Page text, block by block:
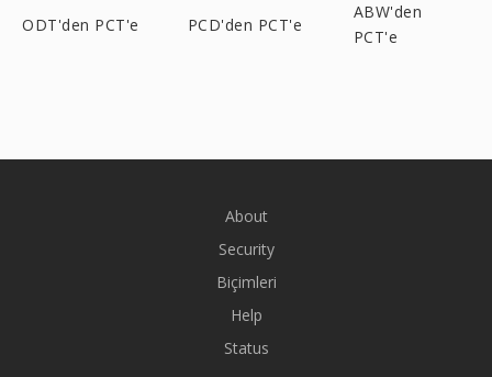
ODT'den PCT'e PCD'den PCT'e
ABW'den
PCT'e
About
Security
Biçimleri
Help
Status